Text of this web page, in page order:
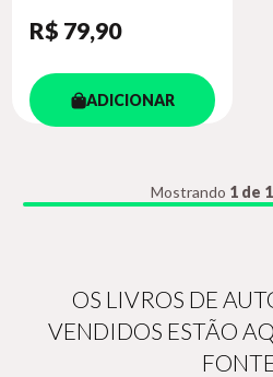
R$ 79,90
ADICIONAR
Mostrando 1 de
OS LIVROS DE
VENDIDOS ESTÃO